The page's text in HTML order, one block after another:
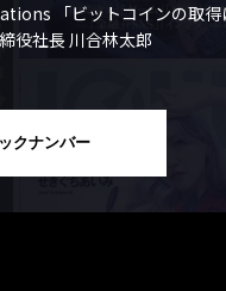
「ビットコインの取
役社長 川合林太郎
クナンバー